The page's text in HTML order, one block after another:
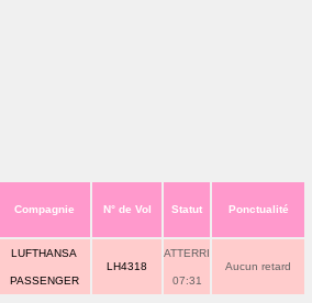
Compagnie N° de Vol Statut Ponctualité
LUFTHANSA
PASSENGER
LH4318
ATTERRI
07:31
Aucun retard